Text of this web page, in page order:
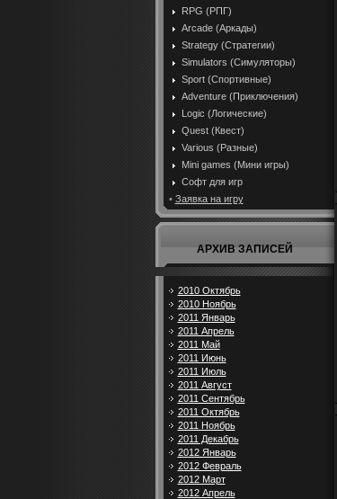
RPG (РПГ)
Arcade (Аркады)
Strategy (Стратегии)
Simulators (Симуляторы)
Sport (Спортивные)
Adventure (Приключения)
Logic (Логические)
Quest (Квест)
Various (Разные)
Mini games (Мини игры)
Софт для игр
• Заявка на игру
АРХИВ ЗАПИСЕЙ
2010 Октябрь
2010 Ноябрь
2011 Январь
2011 Апрель
2011 Май
2011 Июнь
2011 Июль
2011 Август
2011 Сентябрь
2011 Октябрь
2011 Ноябрь
2011 Декабрь
2012 Январь
2012 Февраль
2012 Март
2012 Апрель